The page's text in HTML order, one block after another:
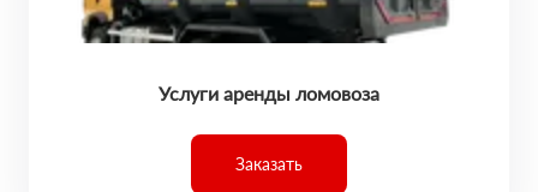
Услуги аренды ломовоза
Заказать